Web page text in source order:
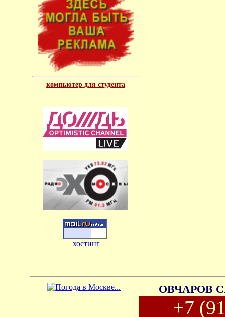
компьютер для студента
хостинг
ОВЧАРОВ
+7